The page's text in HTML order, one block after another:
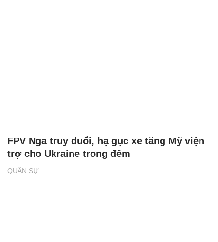
QUÂN SỰ
FPV Nga truy đuổi, hạ gục xe tăng Mỹ viện
trợ cho Ukraine trong đêm